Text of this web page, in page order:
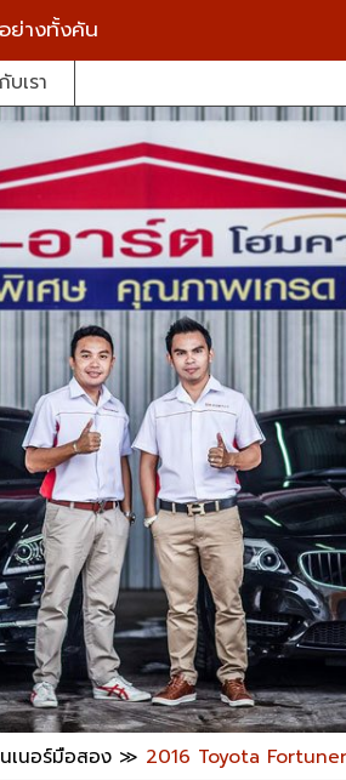
ย่างทั้งคัน
บเรา
เนอร์มือสอง ≫ 2016 Toyota